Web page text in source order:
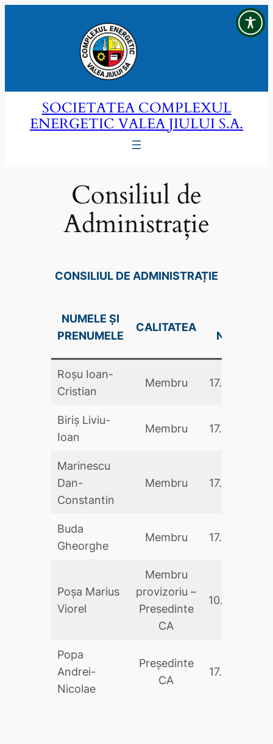
SOCIETATEA COMPLEXUL
ENERGETIC VALEA JIULUI S.A.
Consiliul de
Administrație
CONSILIUL DE ADMINISTRAȚIE
NUMELE ȘI
PRENUMELE
CALITATEA
NUMIRII
Roșu Ioan-
Cristian
Membru 17.05.2024
Biriș Liviu-
Ioan
Membru 17.05.2024
Marinescu
Dan-
Constantin
Membru 17.05.2024
Buda
Gheorghe
Membru 17.05.2024
Poşa Marius
Viorel
Membru
provizoriu –
Presedinte
CA
10.09.2025
Popa
Andrei-
Nicolae
Președinte
CA
17.05.2024